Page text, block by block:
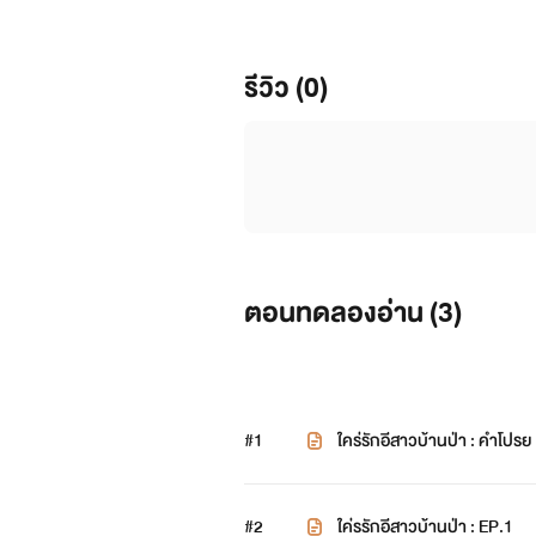
รีวิว (0)
ตอนทดลองอ่าน (3)
#1 ใคร่รักอีสาวบ้านป่า : คำโปรย
#2 ใค่รรักอีสาวบ้านป่า : EP.1